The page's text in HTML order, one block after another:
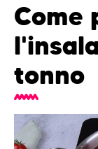
Come
tonno